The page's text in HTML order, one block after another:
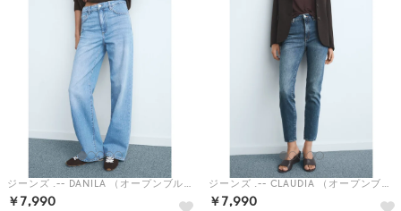
ジーンズ .-- DANILA （オープンブルー）
￥7,990
ジーンズ .-- CLAUDIA （オープンブルー）
￥7,990